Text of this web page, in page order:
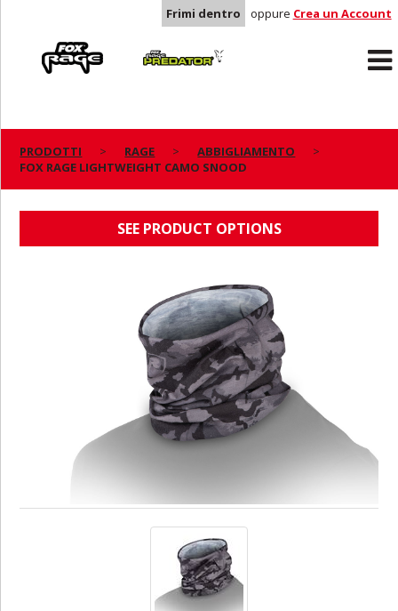
Frimi dentro oppure Crea un Account
Predator
PRODOTTI RAGE
ABBIGLIAMENTO
FOX RAGE LIGHTWEIGHT CAMO SNOOD
SEE PRODUCT OPTIONS